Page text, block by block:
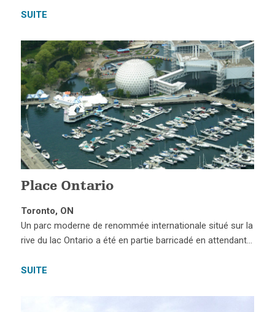
SUITE
Place Ontario
Toronto, ON
Un parc moderne de renommée internationale situé sur la
rive du lac Ontario a été en partie barricadé en attendant…
SUITE